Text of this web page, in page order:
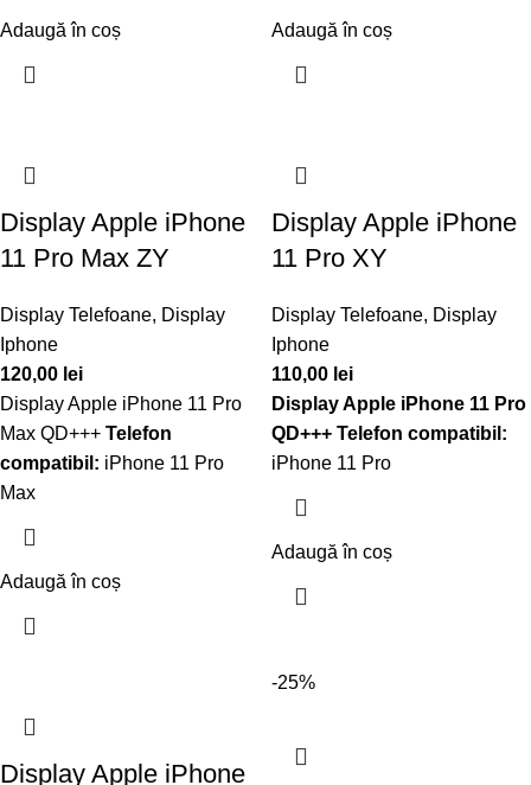
Adaugă în coș Adaugă în coș
Display Apple iPhone
11 Pro Max ZY
Display Telefoane, Display
Iphone
120,00 lei
Display Apple iPhone 11 Pro
Max QD+++ Telefon
compatibil: iPhone 11 Pro
Max
Adaugă în coș
Display Apple iPhone
11 Pro XY
Display Telefoane, Display
Iphone
110,00 lei
Display Apple iPhone 11 Pro
QD+++ Telefon compatibil:
iPhone 11 Pro
Adaugă în coș
Display Apple iPhone
-25%